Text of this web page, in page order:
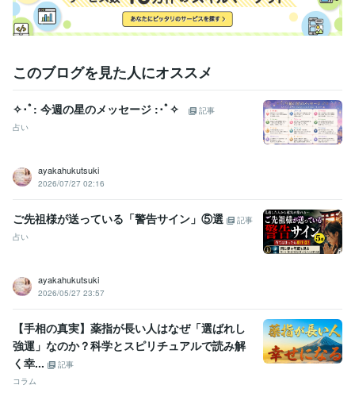
このブログを見た人にオススメ
✧･ﾟ: 今週の星のメッセージ :･ﾟ✧
記事
占い
ayakahukutsuki
2026/07/27 02:16
ご先祖様が送っている「警告サイン」⑤選
記事
占い
ayakahukutsuki
2026/05/27 23:57
【手相の真実】薬指が長い人はなぜ「選ばれし
強運」なのか？科学とスピリチュアルで読み解
く幸...
記事
コラム